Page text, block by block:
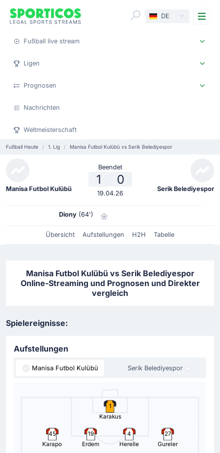
DE
Fußball live stream
Ligen
Prognosen
Nachrichten
Weltmeisterschaft
Fußball Heute 1. Lig Manisa Futbol Kulübü vs Serik Belediyespor
Manisa Futbol Kulübü
Beendet
1 0
19.04.26
Serik Belediyespor
Diony (64')
Übersicht Aufstellungen H2H Tabelle
Manisa Futbol Kulübü vs Serik Belediyespor
Online-Streaming und Prognosen und Direkter
vergleich
Spielereignisse:
Aufstellungen
Manisa Futbol Kulübü Serik Belediyespor
45
Karapo
19
Erdem
4
Herelle
27
Gureler
1
Karakus